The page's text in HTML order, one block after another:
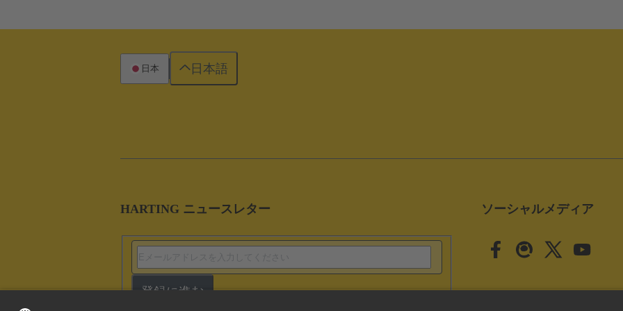
HARTING ニュースレター
登録に進む
ソーシャルメディア
日本 日本語